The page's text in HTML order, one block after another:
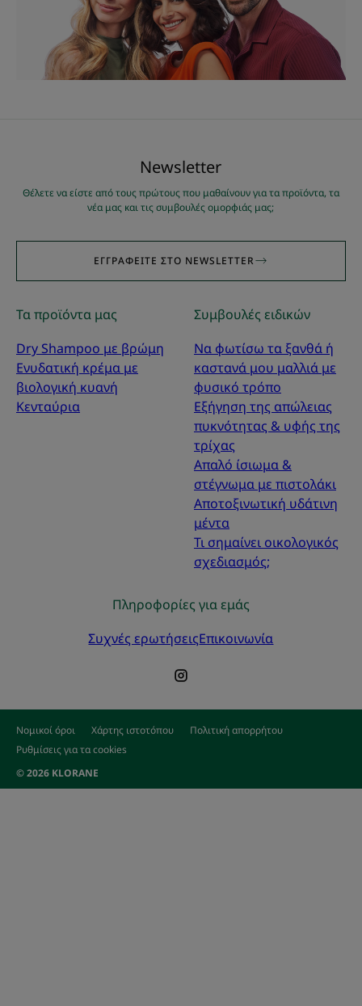
Νewsletter
Θέλετε να είστε από τους πρώτους που μαθαίνουν για τα προϊόντα, τα
νέα μας και τις συμβουλές ομορφιάς μας;
ΕΓΓΡΑΦΕΊΤΕ ΣΤΟ NEWSLETTER
Τα προϊόντα μας
Dry Shampoo με βρώμη
Ενυδατική κρέμα με
βιολογική κυανή
Κενταύρια
Συμβουλές ειδικών
Να φωτίσω τα ξανθά ή
καστανά μου μαλλιά με
φυσικό τρόπο
Εξήγηση της απώλειας
πυκνότητας & υφής της
τρίχας
Απαλό ίσιωμα &
στέγνωμα με πιστολάκι
Αποτοξινωτική υδάτινη
μέντα
Τι σημαίνει οικολογικός
σχεδιασμός;
Πληροφορίες για εμάς
Συχνές ερωτήσειςΕπικοινωνία
Νομικοί όροι Χάρτης ιστοτόπου
Πολιτική απορρήτου
Ρυθμίσεις για τα cookies
© 2026 KLORANE